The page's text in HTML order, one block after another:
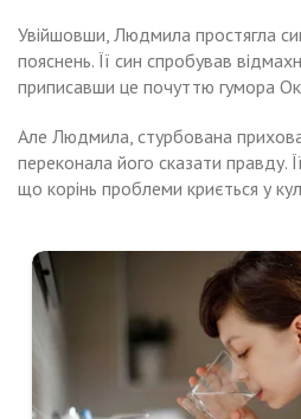
Увійшовши, Людмила простягла
пояснень. Її син спробував
приписавши це почуттю гумора
Але Людмила, стурбована
переконала його сказати правду.
що корінь проблеми криється у